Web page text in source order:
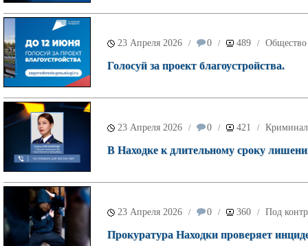
23 Апреля 2026 / 0 / 489 / Общество
Голосуй за проект благоустройства.
23 Апреля 2026 / 0 / 421 / Криминал
В Находке к длительному сроку
23 Апреля 2026 / 0 / 360 / Под
Прокуратура Находки проверяет